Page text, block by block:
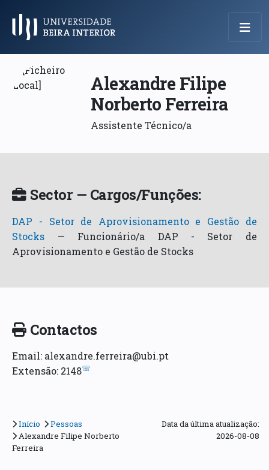
Menu Principal
Alexandre Filipe
Norberto Ferreira
Assistente Técnico/a
Sector — Cargos/Funções:
DAP - Setor de Aprovisionamento e Gestão de
Stocks
— Funcionário/a DAP - Setor de
Aprovisionamento e Gestão de Stocks
Contactos
Email: alexandre.ferreira@ubi.pt
Extensão: 2148☏
Início
Pessoas
Alexandre Filipe Norberto
Ferreira
Data da última atualização:
2026-08-08